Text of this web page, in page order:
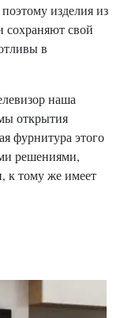
изделия из
сохраняют свой
в
наша
открытия
фурнитура этого
решениями,
к тому же имеет